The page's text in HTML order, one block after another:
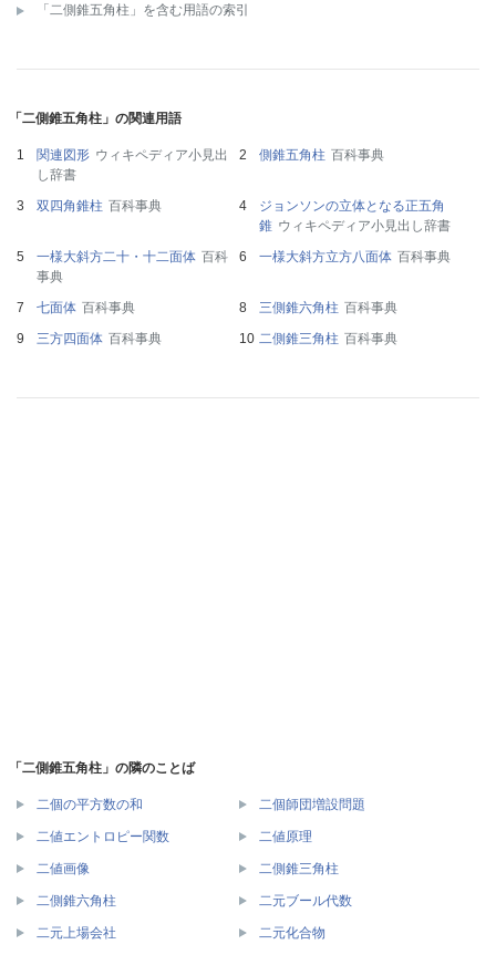
「二側錐五角柱」を含む用語の索引
「二側錐五角柱」の関連用語
関連図形 ウィキペディア小見出
し辞書
側錐五角柱 百科事典
双四角錐柱 百科事典
ジョンソンの立体となる正五角
錐 ウィキペディア小見出し辞書
一様大斜方二十・十二面体 百科
事典
一様大斜方立方八面体 百科事典
七面体 百科事典 三側錐六角柱 百科事典
三方四面体 百科事典 二側錐三角柱 百科事典
「二側錐五角柱」の隣のことば
二個の平方数の和 二個師団増設問題
二値エントロピー関数 二値原理
二値画像 二側錐三角柱
二側錐六角柱 二元ブール代数
二元上場会社 二元化合物